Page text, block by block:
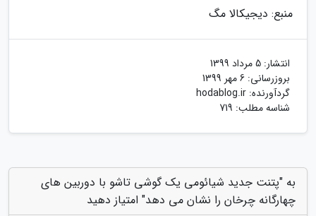
منبع: دیجیکالا مگ
انتشار: 5 مرداد 1399
بروزرسانی: 6 مهر 1399
گردآورنده: hodablog.ir
شناسه مطلب: 719
به "پتنت جدید شیائومی یک گوشی تاشو با دوربین های
چهارگانه چرخان را نشان می دهد" امتیاز دهید